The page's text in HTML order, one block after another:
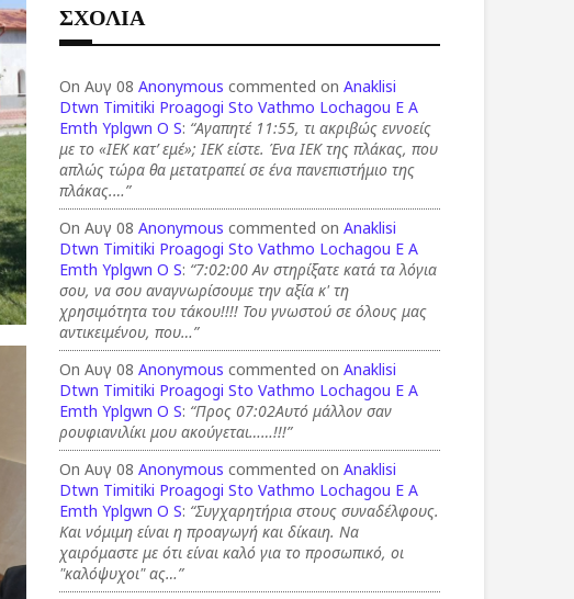
ΣΧΟΛΙΑ
On Αυγ 08Anonymous commented onAnaklisi
Dtwn Timitiki Proagogi Sto Vathmo Lochagou E A
Emth Yplgwn O S: “Αγαπητέ 11:55, τι ακριβώς εννοείς
με το «ΙΕΚ κατ’ εμέ»; ΙΕΚ είστε. Ένα ΙΕΚ της πλάκας, που
απλώς τώρα θα μετατραπεί σε ένα πανεπιστήμιο της
πλάκας.…”
On Αυγ 08Anonymous commented onAnaklisi
Dtwn Timitiki Proagogi Sto Vathmo Lochagou E A
Emth Yplgwn O S: “7:02:00 Αν στηρίξατε κατά τα λόγια
σου, να σου αναγνωρίσουμε την αξία κ' τη
χρησιμότητα του τάκου!!!! Του γνωστού σε όλους μας
αντικειμένου, που…”
On Αυγ 08Anonymous commented onAnaklisi
Dtwn Timitiki Proagogi Sto Vathmo Lochagou E A
Emth Yplgwn O S: “Προς 07:02Αυτό μάλλον σαν
ρουφιανιλίκι μου ακούγεται……!!!”
On Αυγ 08Anonymous commented onAnaklisi
Dtwn Timitiki Proagogi Sto Vathmo Lochagou E A
Emth Yplgwn O S: “Συγχαρητήρια στους συναδέλφους.
Και νόμιμη είναι η προαγωγή και δίκαιη. Να
χαιρόμαστε με ότι είναι καλό για το προσωπικό, οι
"καλόψυχοι" ας…”